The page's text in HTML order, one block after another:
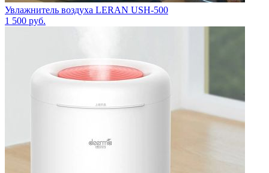
Увлажнитель воздуха LERAN USH-500
1 500 руб.